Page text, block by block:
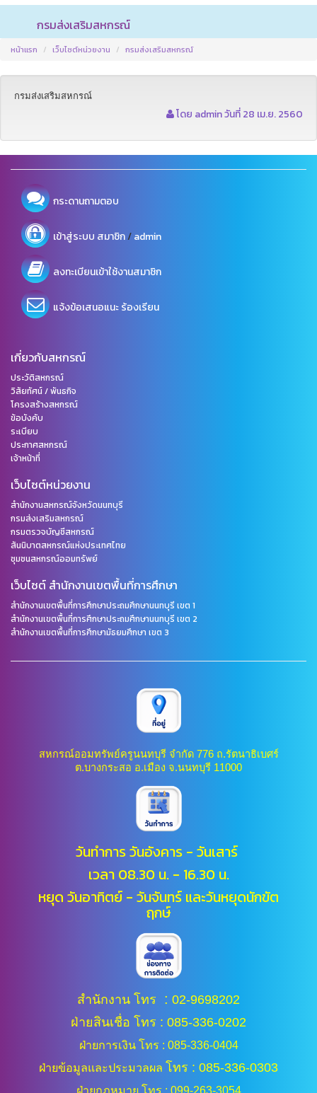
กรมส่งเสริมสหกรณ์
หน้าแรก เว็บไซต์หน่วยงาน กรมส่งเสริมสหกรณ์
กรมส่งเสริมสหกรณ์
โดย admin วันที่ 28 เม.ย. 2560
กระดานถามตอบ
เข้าสู่ระบบ สมาชิก/admin
ลงทะเบียนเข้าใช้งานสมาชิก
แจ้งข้อเสนอแนะ ร้องเรียน
เกี่ยวกับสหกรณ์
ประวัติสหกรณ์
วิสัยทัศน์ / พันธกิจ
โครงสร้างสหกรณ์
ข้อบังคับ
ระเบียบ
ประกาศสหกรณ์
เจ้าหน้าที่
เว็บไซต์หน่วยงาน
สำนักงานสหกรณ์จังหวัดนนทบุรี
กรมส่งเสริมสหกรณ์
กรมตรวจบัญชีสหกรณ์
สันนิบาตสหกรณ์แห่งประเทศไทย
ชุมชนสหกรณ์ออมทรัพย์
เว็บไซต์ สำนักงานเขตพื้นที่การศึกษา
สำนักงานเขตพื้นที่การศึกษาประถมศึกษานนทบุรี เขต 1
สำนักงานเขตพื้นที่การศึกษาประถมศึกษานนทบุรี เขต 2
สำนักงานเขตพื้นที่การศึกษามัธยมศึกษา เขต 3
สหกรณ์ออมทรัพย์ครูนนทบุรี จำกัด 776 ถ.รัตนาธิเบศร์
ต.บางกระสอ อ.เมือง จ.นนทบุรี 11000
วันทำการ วันอังคาร - วันเสาร์
เวลา 08.30 น. - 16.30 น.
หยุด วันอาทิตย์ - วันจันทร์ และวันหยุดนักขัต
ฤกษ์
สำนักงาน โทร : 02-9698202
ฝ่ายสินเชื่อ โทร : 085-336-0202
ฝ่ายการเงิน โทร : 085-336-0404
ฝ่ายข้อมูลและประมวลผล โทร : 085-336-0303
ฝ่ายกฎหมาย โทร : 099-263-3054